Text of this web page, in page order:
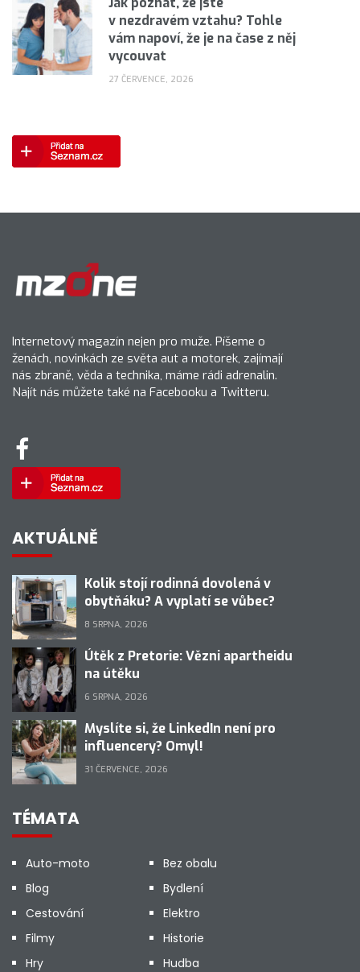
v nezdravém vztahu? Tohle
vám napoví, že je na čase z něj
vycouvat
27 ČERVENCE, 2026
Internetový magazín nejen pro muže. Píšeme o
ženách, novinkách ze světa aut a motorek, zajímají
nás zbraně, věda a technika, máme rádi adrenalin.
Najít nás můžete také na Facebooku a Twitteru.
AKTUÁLNĚ
Kolik stojí rodinná dovolená v
obytňáku? A vyplatí se vůbec?
8 SRPNA, 2026
Útěk z Pretorie: Vězni apartheidu
na útěku
6 SRPNA, 2026
Myslíte si, že LinkedIn není pro
influencery? Omyl!
31 ČERVENCE, 2026
TÉMATA
Auto-moto
Bez obalu
Blog
Bydlení
Cestování
Elektro
Filmy
Historie
Hry
Hudba